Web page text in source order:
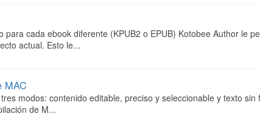
para cada ebook diferente (KPUB2 o EPUB) Kotobee Author le
actual. Esto le...
MAC
modos: contenido editable, preciso y seleccionable y texto sin
de M...